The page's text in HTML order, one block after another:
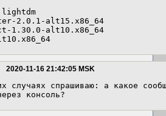
2.0.1-alt15.x86_64
1.30.0-alt10.x86_64
2020-11-16 21:42:05 MSK
случаях спрашиваю: а какое
консоль?